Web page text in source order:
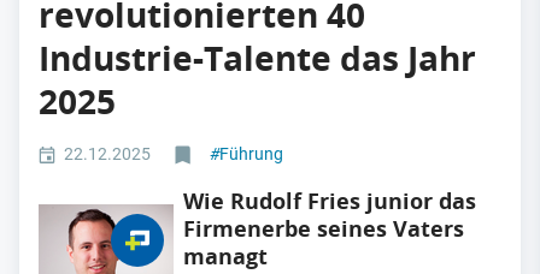
revolutionierten 40
Industrie-Talente das Jahr
2025
22.12.2025 #Führung
Wie Rudolf Fries junior das
Firmenerbe seines Vaters
managt